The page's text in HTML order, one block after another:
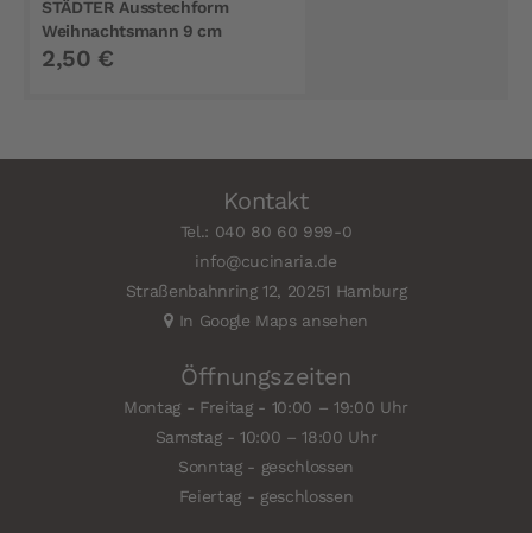
STÄDTER Ausstechform
Weihnachtsmann 9 cm
2,50 €
Kontakt
Tel.: 040 80 60 999-0
info@cucinaria.de
Straßenbahnring 12, 20251 Hamburg
In Google Maps ansehen
Öffnungszeiten
Montag - Freitag - 10:00 – 19:00 Uhr
Samstag - 10:00 – 18:00 Uhr
Sonntag - geschlossen
Feiertag - geschlossen